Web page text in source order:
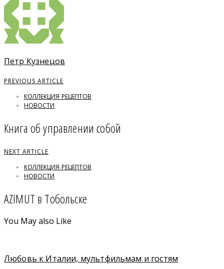
Петр Кузнецов
PREVIOUS ARTICLE
КОЛЛЕКЦИЯ РЕЦЕПТОВ
НОВОСТИ
Книга об управлении собой
NEXT ARTICLE
КОЛЛЕКЦИЯ РЕЦЕПТОВ
НОВОСТИ
AZIMUT в Тобольске
You May also Like
Любовь к Италии, мультфильмам и гостям